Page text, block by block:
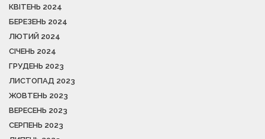
КВІТЕНЬ 2024
БЕРЕЗЕНЬ 2024
ЛЮТИЙ 2024
СІЧЕНЬ 2024
ГРУДЕНЬ 2023
ЛИСТОПАД 2023
ЖОВТЕНЬ 2023
ВЕРЕСЕНЬ 2023
СЕРПЕНЬ 2023